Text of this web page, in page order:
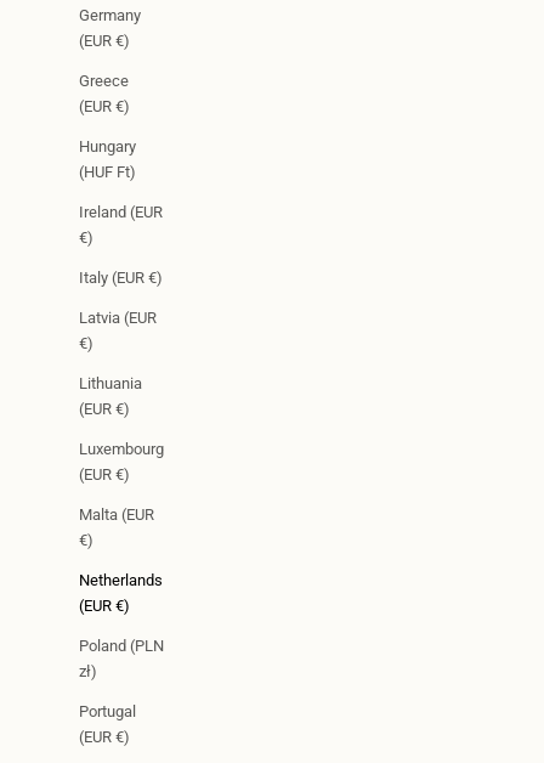
Germany
(EUR €)
Greece
(EUR €)
Hungary
(HUF Ft)
Ireland (EUR
€)
Italy (EUR €)
Latvia (EUR
€)
Lithuania
(EUR €)
Luxembourg
(EUR €)
Malta (EUR
€)
Netherlands
(EUR €)
Poland (PLN
zł)
Portugal
(EUR €)